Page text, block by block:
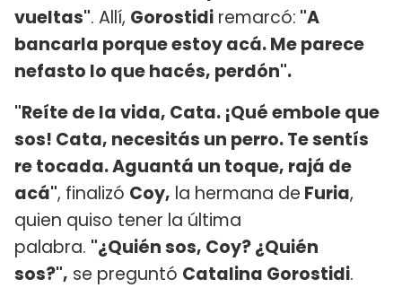
vueltas". Allí, Gorostidi remarcó: "A
bancarla porque estoy acá. Me parece
nefasto lo que hacés, perdón".
"Reíte de la vida, Cata. ¡Qué embole que
sos! Cata, necesitás un perro. Te sentís
re tocada. Aguantá un toque, rajá de
acá", finalizó Coy, la hermana de Furia,
quien quiso tener la última
palabra. "¿Quién sos, Coy? ¿Quién
sos?", se preguntó Catalina Gorostidi.